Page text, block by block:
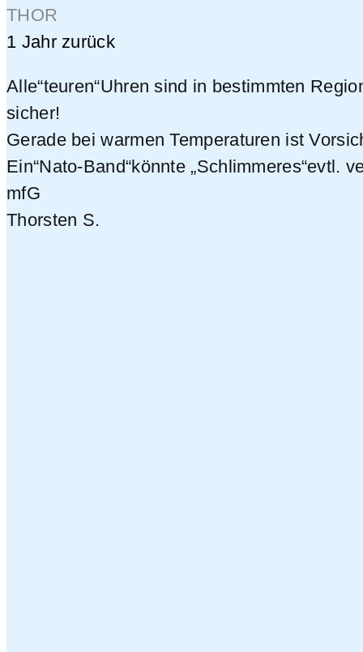
THOR
1 Jahr zurück
Alle“teuren“Uhren sind in bestimmten
sicher!
Gerade bei warmen Temperaturen ist
Ein“Nato-Band“könnte „Schlimmeres“evtl.
mfG
Thorsten S.